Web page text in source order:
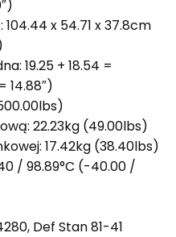
x 54.71 x 37.8cm
19.25 + 18.54 =
14.88″)
22.23kg (49.00lbs)
17.42kg (38.40lbs)
/ 98.89°C (-40.00 /
Def Stan 81-41